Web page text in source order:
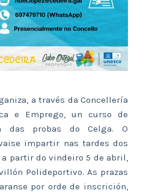
a través da Concellería
e Emprego, un curso de
das probas do Celga. O
impartir nas tardes dos
a partir do vindeiro 5 de abril,
Polideportivo. As prazas
por orde de inscrición,